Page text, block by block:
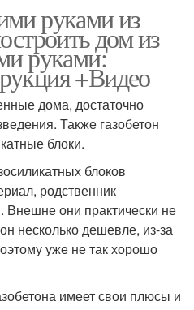
руками из
дом из
руками:
+Видео
дома, достаточно
Также газобетон
блоки.
блоков
родственник
Внешне они практически не
несколько дешевле, из-за
уже не так хорошо
имеет свои плюсы и